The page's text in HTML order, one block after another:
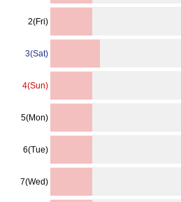
2(Fri)
3(Sat)
4(Sun)
5(Mon)
6(Tue)
7(Wed)